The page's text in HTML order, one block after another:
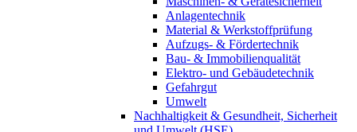
Anlagentechnik
Material & Werkstoffprüfung
Aufzugs- & Fördertechnik
Bau- & Immobilienqualität
Elektro- und Gebäudetechnik
Gefahrgut
Umwelt
Nachhaltigkeit & Gesundheit, Sicherheit